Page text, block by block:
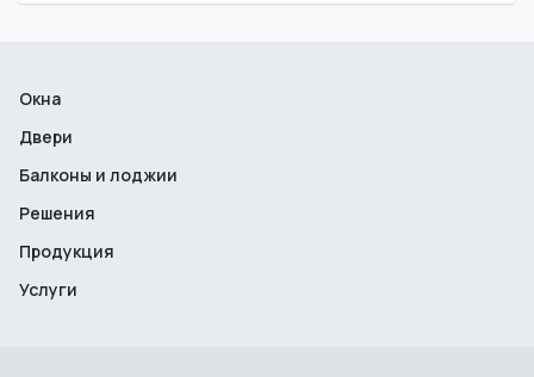
Окна
Двери
Балконы и лоджии
Решения
Продукция
Услуги